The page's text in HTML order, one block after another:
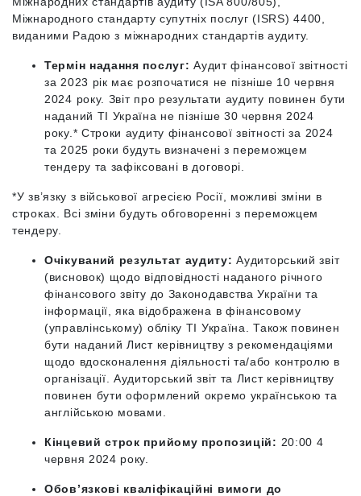
Міжнародного стандарту супутніх послуг (ISRS) 4400,
виданими Радою з міжнародних стандартів аудиту.
Термін надання послуг: Аудит фінансової звітності
за 2023 рік має розпочатися не пізніше 10 червня
2024 року. Звіт про результати аудиту повинен бути
наданий ТІ Україна не пізніше 30 червня 2024
року.* Строки аудиту фінансової звітності за 2024
та 2025 роки будуть визначені з переможцем
тендеру та зафіксовані в договорі.
*У зв’язку з військової агресією Росії, можливі зміни в
строках. Всі зміни будуть обговоренні з переможцем
тендеру.
Очікуваний результат аудиту: Аудиторський звіт
(висновок) щодо відповідності наданого річного
фінансового звіту до Законодавства України та
інформації, яка відображена в фінансовому
(управлінському) обліку ТІ Україна. Також повинен
бути наданий Лист керівництву з рекомендаціями
щодо вдосконалення діяльності та/або контролю в
організації. Аудиторський звіт та Лист керівництву
повинен бути оформлений окремо українською та
англійською мовами.
Кінцевий строк прийому пропозицій: 20:00 4
червня 2024 року.
Обов’язкові кваліфікаційні вимоги до